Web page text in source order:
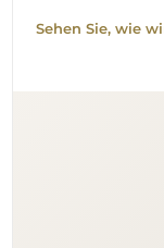
Ihnen die